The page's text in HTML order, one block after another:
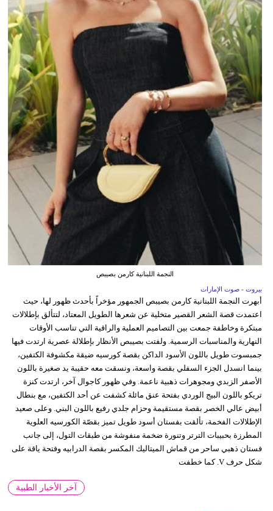
النجمة اللبنانية كارمن بصيبص
بيروت - صوت الإمارات
أبهرت النجمة اللبنانية كارمن بصيبص الجمهور مؤخراً بأحدث ظهور لها، حيث
اعتمدت قصة الشعر القصير متخلية عن شعرها الطويل المعتاد، لتتألق بإطلالات
مبتكرة وخاطفة جمعت بين التصاميم العملية والراقية التي تناسب الأوقات
النهارية والمناسبات الرسمية. ولفتت بصيبص الأنظار بإطلالة عصرية ارتدت فيها
جمبسوت طويل باللون الأسود الداكن بقصة كورسيه ضيقة مكشوفة الكتفين،
بينما انسدل الجزء السفلي بقصة واسعة، ونسقت معه حقيبة يد صغيرة باللون
الأصفر الزبدي ومجوهرات ذهبية ناعمة. وفي ظهور كاجوال آخر، ارتدت كنزة
تريكو باللون البيج الوردي بفتحة عنق مائلة كشفت عن أحد الكتفين، مع بنطال
أبيض عالي الخصر بقصة مستقيمة وحزام جلدي رفيع باللون البني. وعلى صعيد
الإطلالات الفخمة، تألقت بفستان أسود طويل تميز بقصّة الكورسيه العلوية
المطرزة بحبيبات الترتر وتنورة ضخمة منفوشة من طبقات التول، إلى جانب
فستان ذهبي ساحر من قماش الميتاليك المكسر بقصة الدرابيه وفتحة ياقة على
شكل حرف V. كما خطفت
آخر الأخبار الطبية